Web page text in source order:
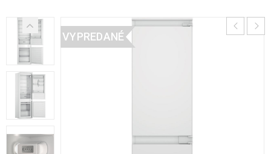
VYPREDANÉ